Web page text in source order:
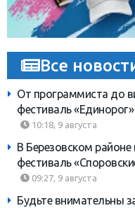
Все
От программиста до
фестиваль
10:18, 9 августа
В Березовском
фестиваль
09:27, 9 августа
Будьте внимательны